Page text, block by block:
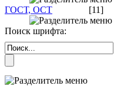
ГОСТ, ОСТ [11]
Поиск шрифта: